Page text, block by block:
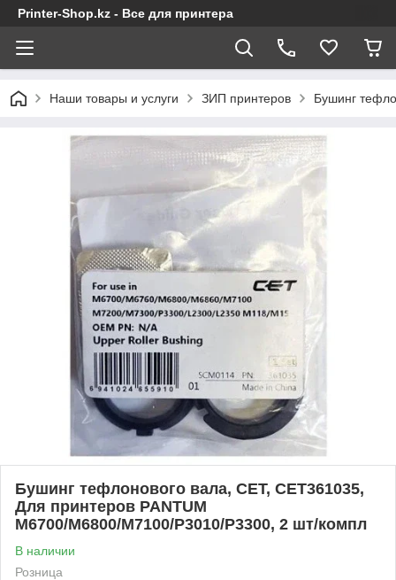
Printer-Shop.kz - Все для принтера
Наши товары и услуги ЗИП принтеров Бушинг
Бушинг тефлонового вала, CET, CET361035,
Для принтеров PANTUM
M6700/M6800/M7100/P3010/P3300, 2 шт/компл
В наличии
Розница